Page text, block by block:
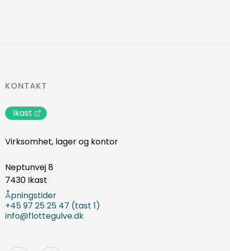
KONTAKT
Ikast
Virksomhet, lager og kontor
Neptunvej 8
7430 Ikast
Åpningstider
+45 97 25 25 47 (tast 1)
info@flottegulve.dk